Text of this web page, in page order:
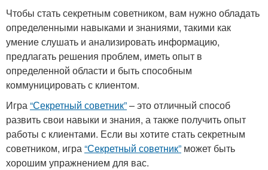
Чтобы стать секретным советником, вам нужно обладать
определенными навыками и знаниями, такими как
умение слушать и анализировать информацию,
предлагать решения проблем, иметь опыт в
определенной области и быть способным
коммуницировать с клиентом.
Игра“Секретный советник”– это отличный способ
развить свои навыки и знания, а также получить опыт
работы с клиентами. Если вы хотите стать секретным
советником, игра“Секретный советник” может быть
хорошим упражнением для вас.